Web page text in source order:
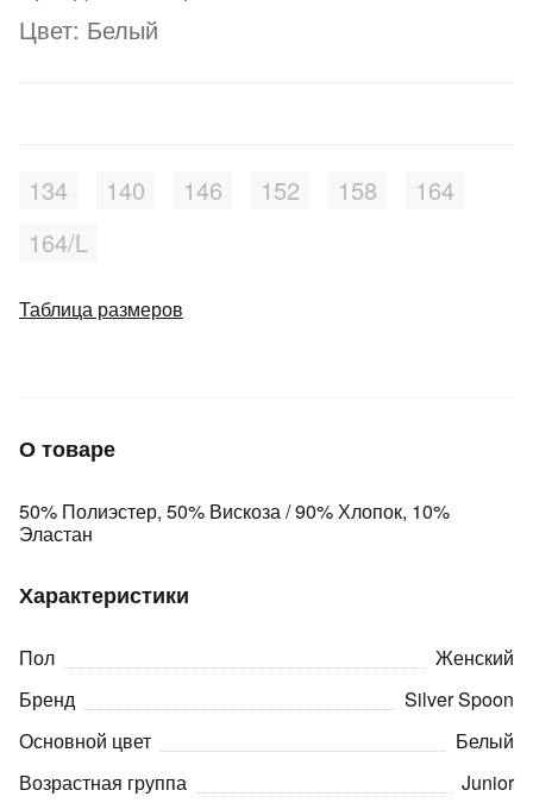
Цвет: Белый
134 140 146 152 158
164
164/L
Таблица размеров
О товаре
50% Полиэстер, 50% Вискоза / 90% Хлопок, 10%
Эластан
Характеристики
Пол
Женский
Бренд
Silver Spoon
Основной цвет
Белый
Возрастная группа
Junior